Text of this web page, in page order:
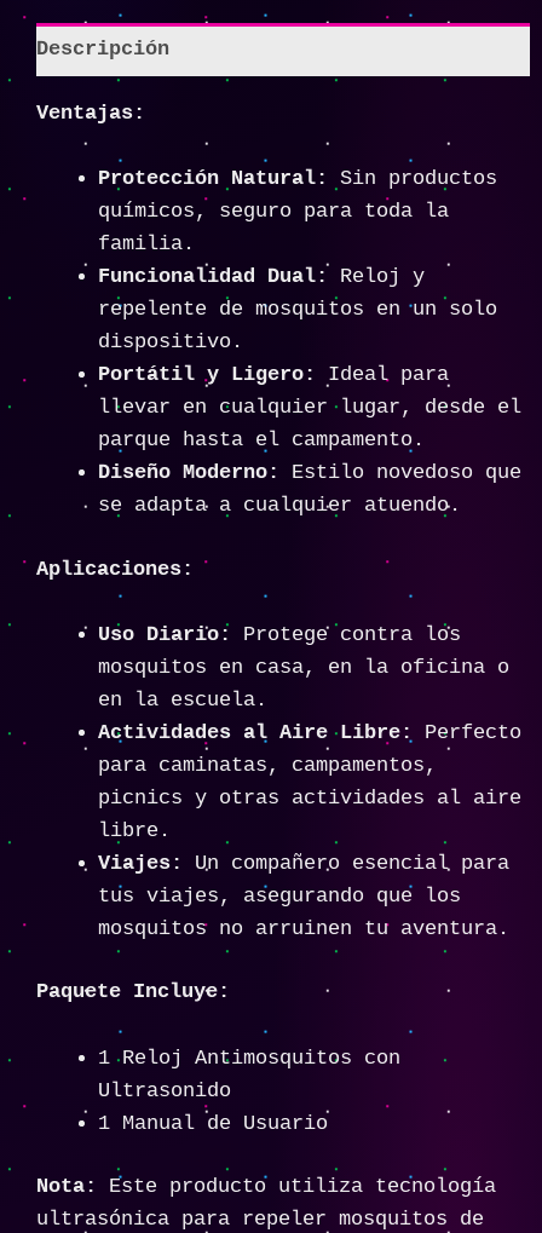
Descripción
Ventajas:
Protección Natural:
Sin productos
químicos, seguro para toda la
familia.
Funcionalidad Dual:
Reloj y
repelente de mosquitos en un solo
dispositivo.
Portátil y Ligero:
Ideal para
llevar en cualquier lugar, desde el
parque hasta el campamento.
Diseño Moderno:
Estilo novedoso que
se adapta a cualquier atuendo.
Aplicaciones:
Uso Diario:
Protege contra los
mosquitos en casa, en la oficina o
en la escuela.
Actividades al Aire Libre:
Perfecto
para caminatas, campamentos,
picnics y otras actividades al aire
libre.
Viajes:
Un compañero esencial para
tus viajes, asegurando que los
mosquitos no arruinen tu aventura.
Paquete Incluye:
1 Reloj Antimosquitos con
Ultrasonido
1 Manual de Usuario
Nota:
Este producto utiliza tecnología
ultrasónica para repeler mosquitos de